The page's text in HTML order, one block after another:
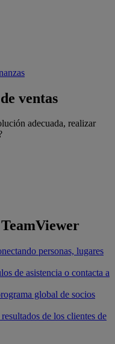
ventas
adecuada, realizar
personas, lugares
de asistencia o contacta a
global de socios
de los clientes de